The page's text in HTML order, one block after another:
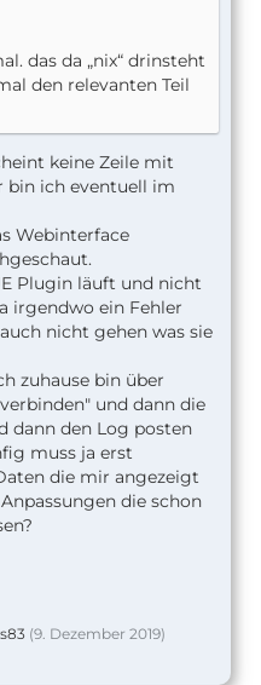
das da „nix“ drinsteht
den relevanten Teil
keine Zeile mit
bin ich eventuell im
Webinterface
Plugin läuft und nicht
irgendwo ein Fehler
nicht gehen was sie
zuhause bin über
und dann die
dann den Log posten
muss ja erst
die mir angezeigt
die schon
(9. Dezember 2019)